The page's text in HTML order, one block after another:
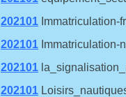
202101
202101
202101
202101